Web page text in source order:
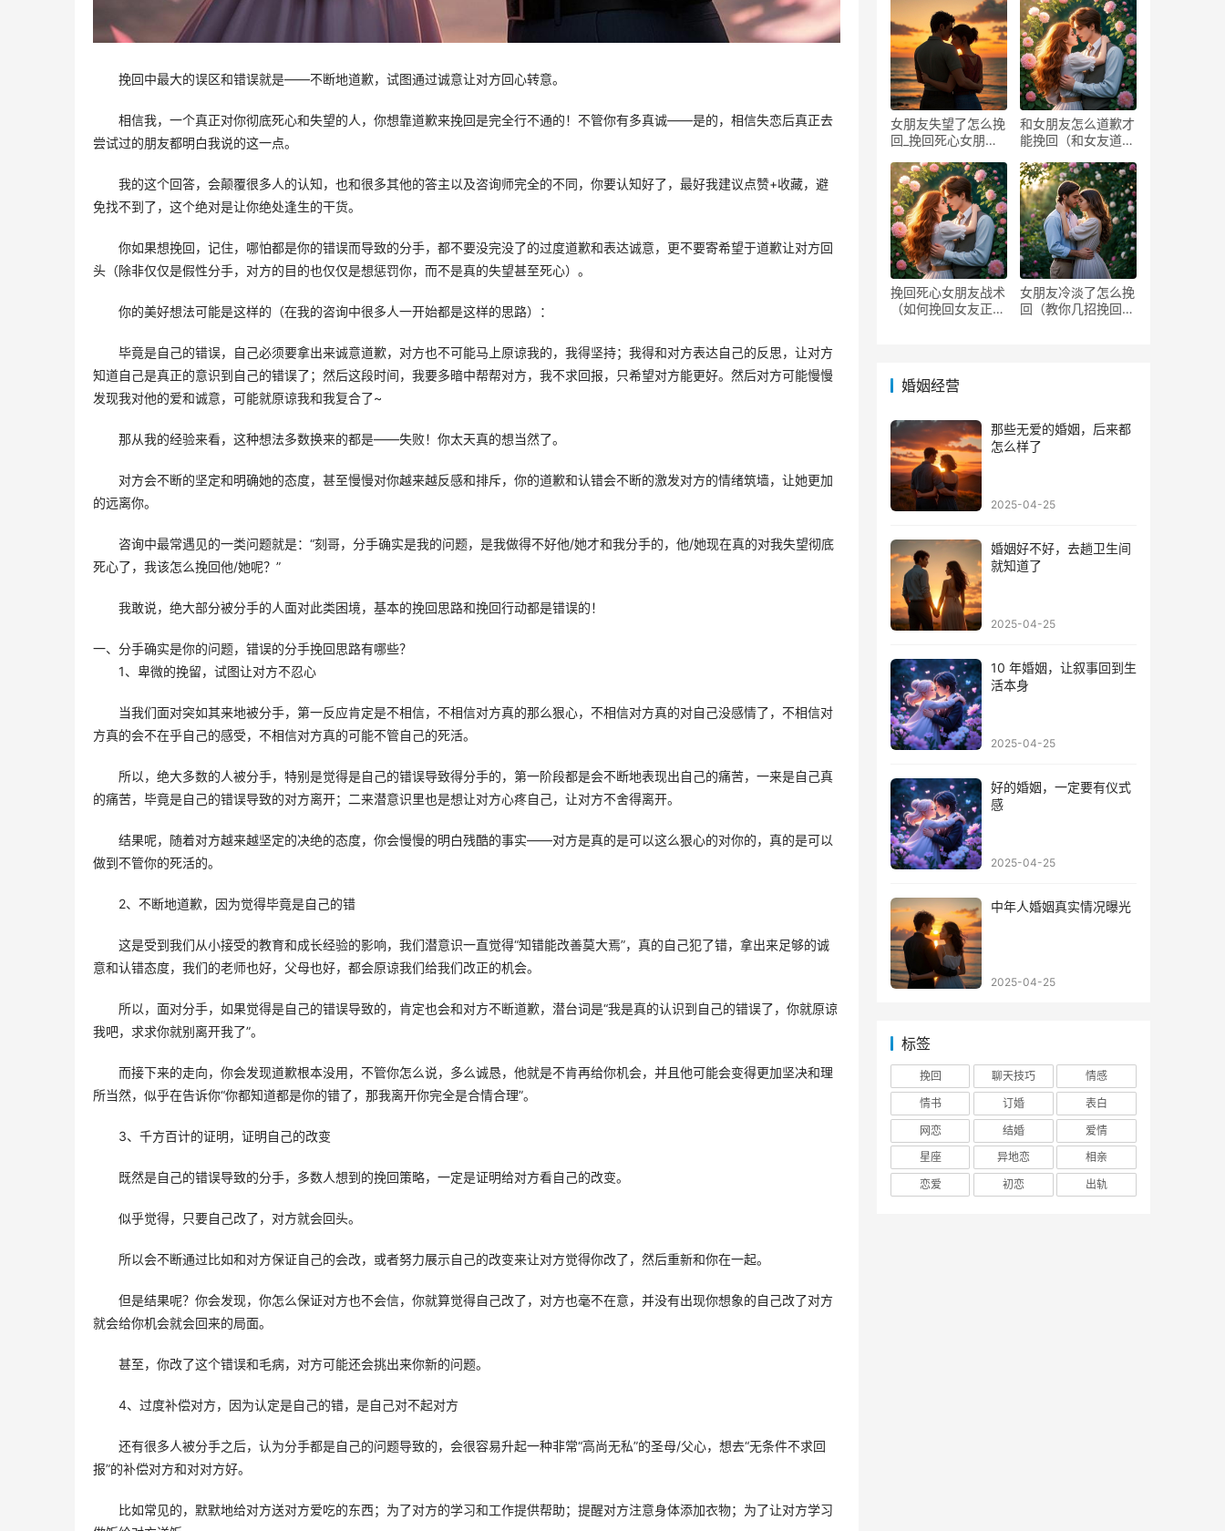
挽回中最大的误区和错误就是——不断地道歉，试图通过诚意让对方回心转意。
相信我，一个真正对你彻底死心和失望的人，你想靠道歉来挽回是完全行不通的！不管你有多真诚——是的，相信失恋后真正去
尝试过的朋友都明白我说的这一点。
我的这个回答，会颠覆很多人的认知，也和很多其他的答主以及咨询师完全的不同，你要认知好了，最好我建议点赞+收藏，避
免找不到了，这个绝对是让你绝处逢生的干货。
你如果想挽回，记住，哪怕都是你的错误而导致的分手，都不要没完没了的过度道歉和表达诚意，更不要寄希望于道歉让对方回
头（除非仅仅是假性分手，对方的目的也仅仅是想惩罚你，而不是真的失望甚至死心）。
你的美好想法可能是这样的（在我的咨询中很多人一开始都是这样的思路）：
毕竟是自己的错误，自己必须要拿出来诚意道歉，对方也不可能马上原谅我的，我得坚持；我得和对方表达自己的反思，让对方
知道自己是真正的意识到自己的错误了；然后这段时间，我要多暗中帮帮对方，我不求回报，只希望对方能更好。然后对方可能慢慢
发现我对他的爱和诚意，可能就原谅我和我复合了~
那从我的经验来看，这种想法多数换来的都是——失败！你太天真的想当然了。
对方会不断的坚定和明确她的态度，甚至慢慢对你越来越反感和排斥，你的道歉和认错会不断的激发对方的情绪筑墙，让她更加
的远离你。
咨询中最常遇见的一类问题就是：“刻哥，分手确实是我的问题，是我做得不好他/她才和我分手的，他/她现在真的对我失望彻底
死心了，我该怎么挽回他/她呢？”
我敢说，绝大部分被分手的人面对此类困境，基本的挽回思路和挽回行动都是错误的！
一、分手确实是你的问题，错误的分手挽回思路有哪些？
1、卑微的挽留，试图让对方不忍心
当我们面对突如其来地被分手，第一反应肯定是不相信，不相信对方真的那么狠心，不相信对方真的对自己没感情了，不相信对
方真的会不在乎自己的感受，不相信对方真的可能不管自己的死活。
所以，绝大多数的人被分手，特别是觉得是自己的错误导致得分手的，第一阶段都是会不断地表现出自己的痛苦，一来是自己真
的痛苦，毕竟是自己的错误导致的对方离开；二来潜意识里也是想让对方心疼自己，让对方不舍得离开。
结果呢，随着对方越来越坚定的决绝的态度，你会慢慢的明白残酷的事实——对方是真的是可以这么狠心的对你的，真的是可以
做到不管你的死活的。
2、不断地道歉，因为觉得毕竟是自己的错
这是受到我们从小接受的教育和成长经验的影响，我们潜意识一直觉得“知错能改善莫大焉”，真的自己犯了错，拿出来足够的诚
意和认错态度，我们的老师也好，父母也好，都会原谅我们给我们改正的机会。
所以，面对分手，如果觉得是自己的错误导致的，肯定也会和对方不断道歉，潜台词是“我是真的认识到自己的错误了，你就原谅
我吧，求求你就别离开我了”。
而接下来的走向，你会发现道歉根本没用，不管你怎么说，多么诚恳，他就是不肯再给你机会，并且他可能会变得更加坚决和理
所当然，似乎在告诉你“你都知道都是你的错了，那我离开你完全是合情合理”。
3、千方百计的证明，证明自己的改变
既然是自己的错误导致的分手，多数人想到的挽回策略，一定是证明给对方看自己的改变。
似乎觉得，只要自己改了，对方就会回头。
所以会不断通过比如和对方保证自己的会改，或者努力展示自己的改变来让对方觉得你改了，然后重新和你在一起。
但是结果呢？你会发现，你怎么保证对方也不会信，你就算觉得自己改了，对方也毫不在意，并没有出现你想象的自己改了对方
就会给你机会就会回来的局面。
甚至，你改了这个错误和毛病，对方可能还会挑出来你新的问题。
4、过度补偿对方，因为认定是自己的错，是自己对不起对方
还有很多人被分手之后，认为分手都是自己的问题导致的，会很容易升起一种非常“高尚无私”的圣母/父心，想去“无条件不求回
报”的补偿对方和对对方好。
比如常见的，默默地给对方送对方爱吃的东西；为了对方的学习和工作提供帮助；提醒对方注意身体添加衣物；为了让对方学习
女朋友失望了怎么挽
回_挽回死心女朋友
和女朋友怎么道歉才
能挽回（和女友道歉
挽回死心女朋友战术
（如何挽回女友正确
女朋友冷淡了怎么挽
回（教你几招挽回她
婚姻经营
那些无爱的婚姻，后来都
怎么样了
2025-04-25
婚姻好不好，去趟卫生间
就知道了
2025-04-25
10 年婚姻，让叙事回到生
活本身
2025-04-25
好的婚姻，一定要有仪式
感
2025-04-25
中年人婚姻真实情况曝光
2025-04-25
标签
挽回 聊天技巧
情感
情书
订婚
表白
网恋
结婚
爱情
星座
异地恋
相亲
恋爱
初恋 出轨